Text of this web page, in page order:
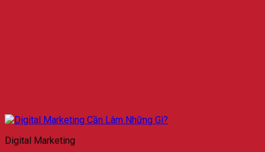
Digital Marketing